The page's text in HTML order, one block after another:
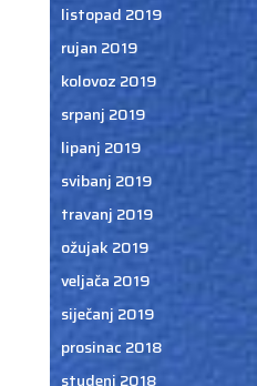
listopad 2019
rujan 2019
kolovoz 2019
srpanj 2019
lipanj 2019
svibanj 2019
travanj 2019
ožujak 2019
veljača 2019
siječanj 2019
prosinac 2018
studeni 2018